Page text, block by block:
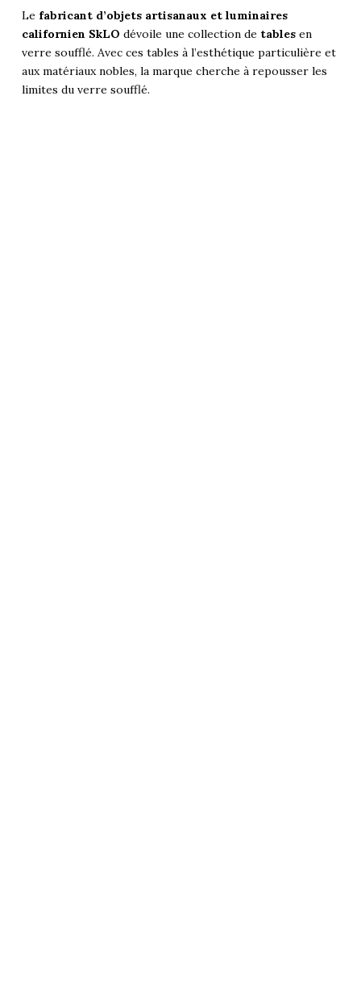
Le fabricant d’objets artisanaux et luminaires
californien SkLO dévoile une collection de tablesen
verre soufflé. Avec ces tables à l’esthétique particulière et
aux matériaux nobles, la marque cherche à repousser les
limites du verre soufflé.